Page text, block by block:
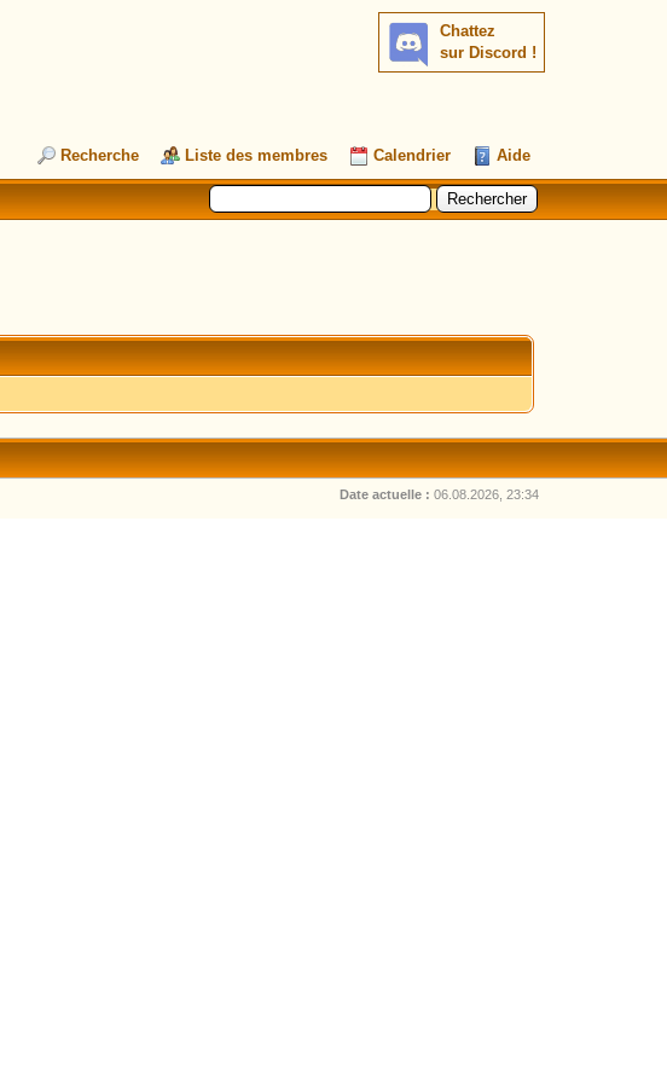
Chattez
sur Discord !
Recherche Liste des membres Calendrier Aide
Date actuelle : 06.08.2026, 23:34